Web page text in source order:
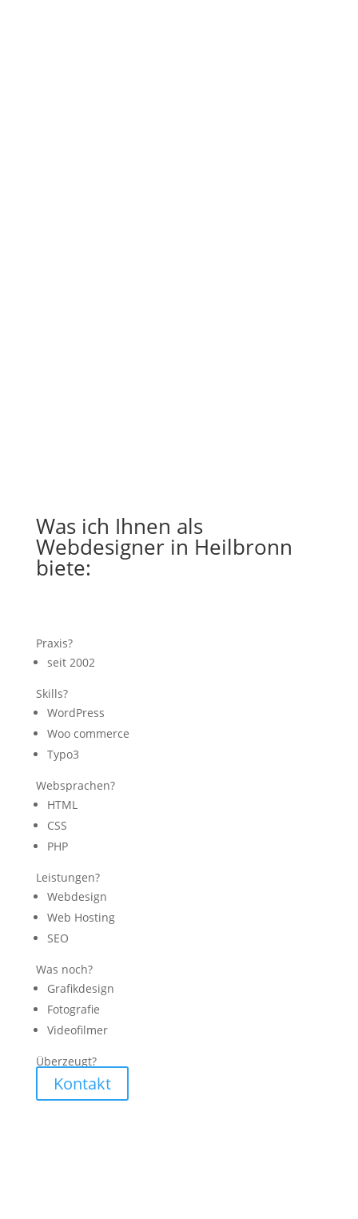
Was ich Ihnen als
Webdesigner in Heilbronn
biete:
Praxis?
seit 2002
Skills?
WordPress
Woo commerce
Typo3
Websprachen?
HTML
CSS
PHP
Leistungen?
Webdesign
Web Hosting
SEO
Was noch?
Grafikdesign
Fotografie
Videofilmer
Überzeugt?
Kontakt